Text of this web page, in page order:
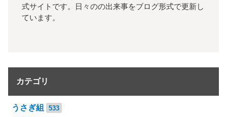
式サイトです。日々のの出来事をブログ形式で更新し
ています。
カテゴリ
うさぎ組 533